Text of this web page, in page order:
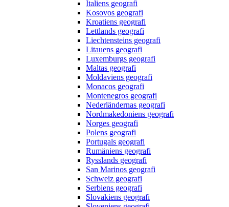
Italiens geografi
Kosovos geografi
Kroatiens geografi
Lettlands geografi
Liechtensteins geografi
Litauens geografi
Luxemburgs geografi
Maltas geografi
Moldaviens geografi
Monacos geografi
Montenegros geografi
Nederländernas geografi
Nordmakedoniens geografi
Norges geografi
Polens geografi
Portugals geografi
Rumäniens geografi
Rysslands geografi
San Marinos geografi
Schweiz geografi
Serbiens geografi
Slovakiens geografi